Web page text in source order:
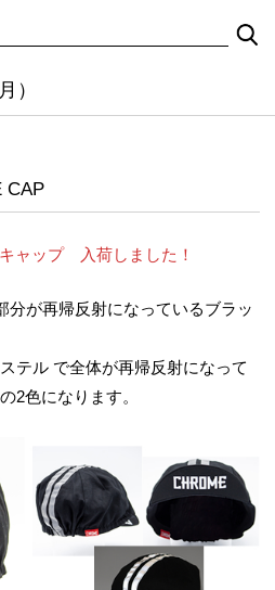
）
CAP
ャップ 入荷しました！
分が再帰反射になっているブラッ
テル で全体が再帰反射になって
2色になります。